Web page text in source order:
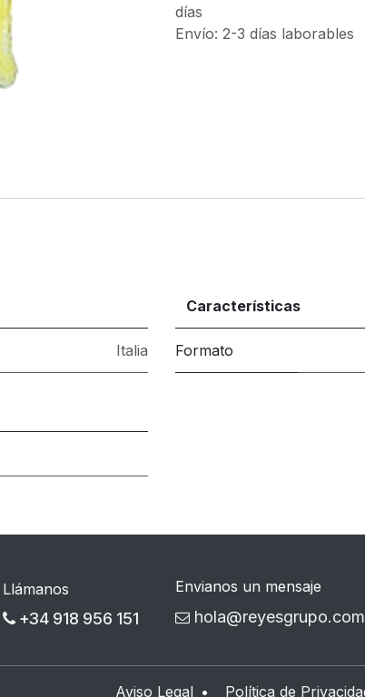
días
Envío: 2-3 días laborables
Italia
Características
Formato
Llámanos
+34 918 956 151
Envianos un mensaje
hola@reyesgrupo.com
Aviso Legal • Política de